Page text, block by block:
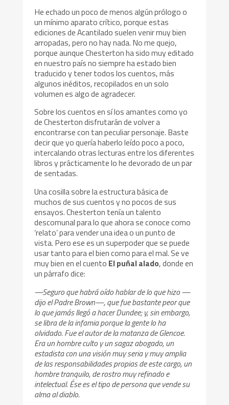
He echado un poco de menos algún prólogo o
un mínimo aparato crítico, porque estas
ediciones de Acantilado suelen venir muy bien
arropadas, pero no hay nada. No me quejo,
porque aunque Chesterton ha sido muy editado
en nuestro país no siempre ha estado bien
traducido y tener todos los cuentos, más
algunos inéditos, recopilados en un solo
volumen es algo de agradecer.
Sobre los cuentos en sí los amantes como yo
de Chesterton disfrutarán de volver a
encontrarse con tan peculiar personaje. Baste
decir que yo quería haberlo leído poco a poco,
intercalando otras lecturas entre los diferentes
libros y prácticamente lo he devorado de un par
de sentadas.
Una cosilla sobre la estructura básica de
muchos de sus cuentos y no pocos de sus
ensayos. Chesterton tenía un talento
descomunal para lo que ahora se conoce como
‘relato’ para vender una idea o un punto de
vista. Pero ese es un superpoder que se puede
usar tanto para el bien como para el mal. Se ve
muy bien en el cuento El puñal alado, donde en
un párrafo dice:
—Seguro que habrá oído hablar de lo que hizo —
dijo el Padre Brown—, que fue bastante peor que
lo que jamás llegó a hacer Dundee; y, sin embargo,
se libra de la infamia porque la gente lo ha
olvidado. Fue el autor de la matanza de Glencoe.
Era un hombre culto y un sagaz abogado, un
estadista con una visión muy seria y muy amplia
de las responsabilidades propias de este cargo, un
hombre tranquilo, de rostro muy refinado e
intelectual. Ése es el tipo de persona que vende su
alma al diablo.